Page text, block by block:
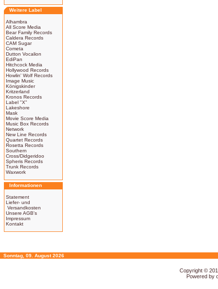
Weitere Label
Alhambra
All Score Media
Bear Family Records
Caldera Records
CAM Sugar
Cometa
Dutton Vocalion
EdiPan
Hitchcock Media
Hollywood Records
Howlin' Wolf Records
Image Music
Königskinder
Kritzerland
Kronos Records
Label "X"
Lakeshore
Mask
Movie Score Media
Music Box Records
Network
New Line Records
Quartet Records
Rosetta Records
Southern
Cross/Didgeridoo
Spheris Records
Trunk Records
Waxwork
Informationen
Statement
Liefer- und
Versandkosten
Unsere AGB's
Impressum
Kontakt
Sonntag, 09. August 2026
Copyright ©
Powered by